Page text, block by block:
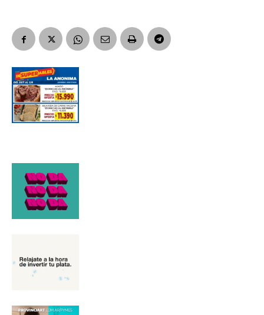
Suscribirme gratis
Dirección de correo electrónico
Nombre
Número de teléfono